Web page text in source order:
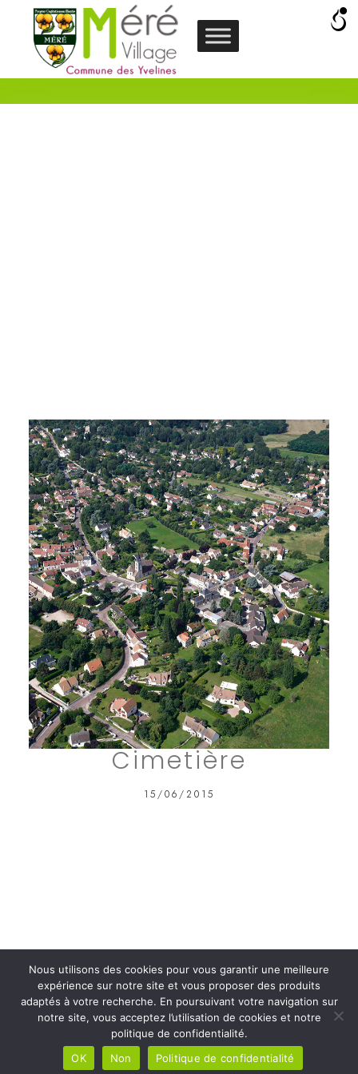
Cimetière
15/06/2015
Nous utilisons des cookies pour vous garantir une meilleure
expérience sur notre site et vous proposer des produits
adaptés à votre recherche. En poursuivant votre navigation sur
notre site, vous acceptez l’utilisation de cookies et notre
politique de confidentialité.
OK
Non Politique de confidentialité